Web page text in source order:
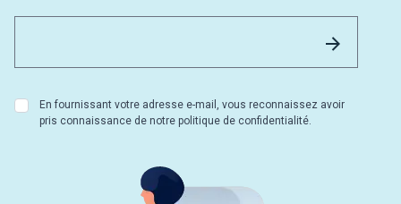
En fournissant votre adresse e-mail, vous reconnaissez avoir
pris connaissance de notre politique de confidentialité.